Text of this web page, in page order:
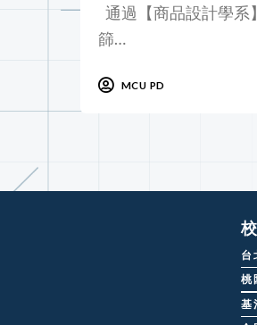
通過【商品設計學系
篩…
MCU PD
桃